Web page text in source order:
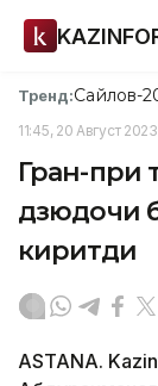
Тренд:Сайлов-
11:45, 20 Август 2023
Гран-при
дзюдочи
киритди
ASTANА.